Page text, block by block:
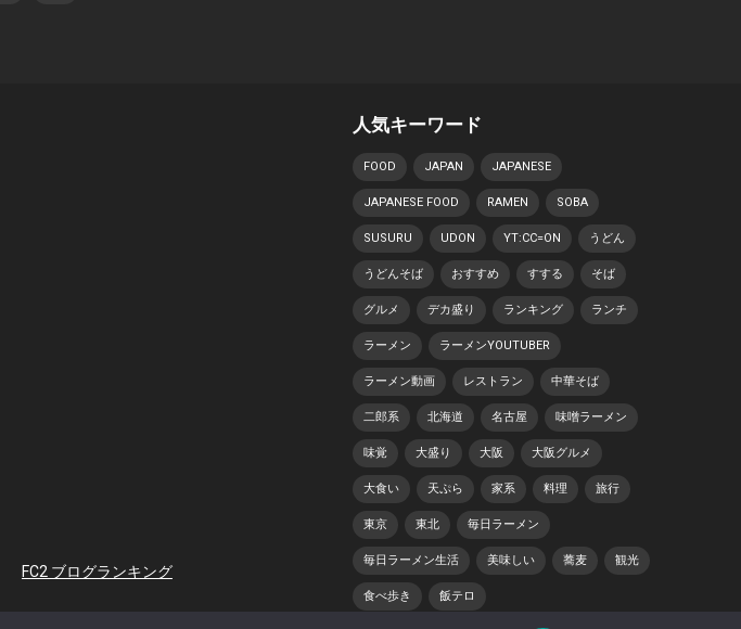
FC2 ブログランキング
人気キーワード
FOOD JAPAN JAPANESE
JAPANESE FOOD RAMEN SOBA
SUSURU UDON YT:CC=ON うどん
うどんそば おすすめ すする そば
グルメ デカ盛り ランキング ランチ
ラーメン ラーメンYOUTUBER
ラーメン動画 レストラン 中華そば
二郎系 北海道 名古屋 味噌ラーメン
味覚 大盛り 大阪 大阪グルメ
大食い 天ぷら 家系 料理 旅行
東京 東北 毎日ラーメン
毎日ラーメン生活 美味しい 蕎麦 観光
食べ歩き 飯テロ